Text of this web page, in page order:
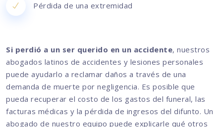
Pérdida de una extremidad
Si perdió a un ser querido en un accidente, nuestros
abogados latinos de accidentes y lesiones personales
puede ayudarlo a reclamar daños a través de una
demanda de muerte por negligencia. Es posible que
pueda recuperar el costo de los gastos del funeral, las
facturas médicas y la pérdida de ingresos del difunto. Un
abogado de nuestro equipo puede explicarle qué otros